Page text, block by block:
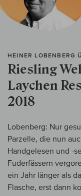
HEINER LOBENBERG
Riesling
Laychen
2018
Lobenberg: Nur
Parzelle, die nun
Handgelesen und -
Fuderfässern
ein Jahr länger als
Flasche, erst dann